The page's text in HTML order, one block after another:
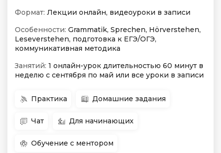
Формат: Лекции онлайн, видеоуроки в записи
Особенности: Grammatik, Sprechen, Hörverstehen,
Leseverstehen, подготовка к ЕГЭ/ОГЭ,
коммуникативная методика
Занятий: 1 онлайн-урок длительностью 60 минут в
неделю с сентября по май или все уроки в записи
Практика Домашние задания
Чат Для начинающих
Обучение с ментором